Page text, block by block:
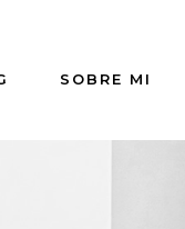
SOBRE MI